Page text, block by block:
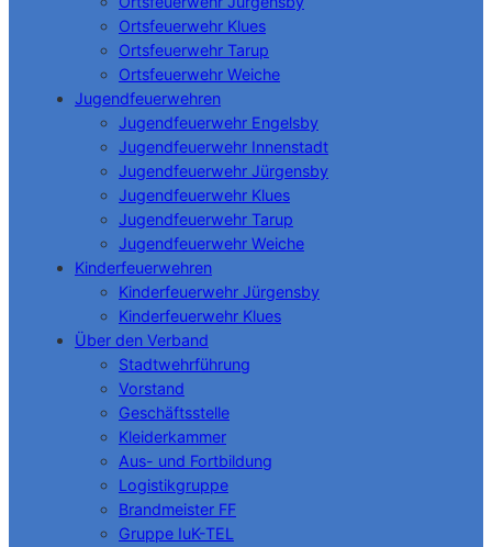
Ortsfeuerwehr Klues
Ortsfeuerwehr Tarup
Ortsfeuerwehr Weiche
Jugendfeuerwehren
Jugendfeuerwehr Engelsby
Jugendfeuerwehr Innenstadt
Jugendfeuerwehr Jürgensby
Jugendfeuerwehr Klues
Jugendfeuerwehr Tarup
Jugendfeuerwehr Weiche
Kinderfeuerwehren
Kinderfeuerwehr Jürgensby
Kinderfeuerwehr Klues
Über den Verband
Stadtwehrführung
Vorstand
Geschäftsstelle
Kleiderkammer
Aus- und Fortbildung
Logistikgruppe
Brandmeister FF
Gruppe IuK-TEL